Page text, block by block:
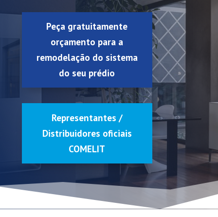
Peça gratuitamente
orçamento para a
remodelação do sistema
do seu prédio
Representantes /
Distribuidores oficiais
COMELIT